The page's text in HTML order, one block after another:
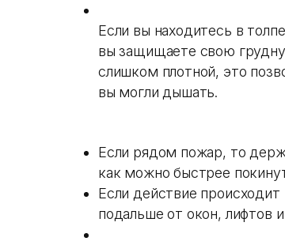
Если вы находитесь в
вы защищаете свою
слишком плотной, это
вы могли дышать.
Если рядом пожар, то
как можно быстрее
Если действие
подальше от окон, лифтов